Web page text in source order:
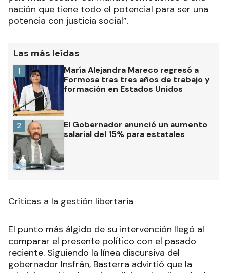
nación que tiene todo el potencial para ser una
potencia con justicia social”.
Las más leídas
María Alejandra Mareco regresó a
Formosa tras tres años de trabajo y
formación en Estados Unidos
1
El Gobernador anunció un aumento
salarial del 15% para estatales
2
Críticas a la gestión libertaria
El punto más álgido de su intervención llegó al
comparar el presente político con el pasado
reciente. Siguiendo la línea discursiva del
gobernador Insfrán, Basterra advirtió que la